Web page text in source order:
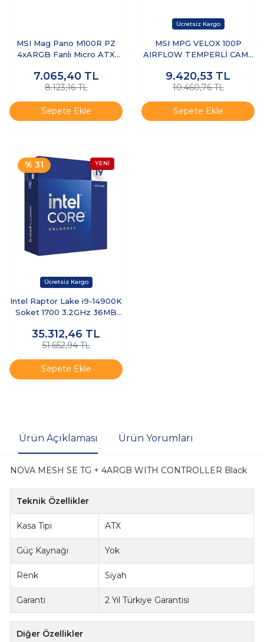
MSI Mag Pano M100R PZ
4xARGB Fanlı Micro ATX
7.065,40 TL
8.123,16 TL
Sepete Ekle
MSI MPG VELOX 100P
AIRFLOW TEMPERLİ CAM 1
FAN ATX GAMİNG
BİLGİSAYAR KASASI
9.420,53 TL
10.460,76 TL
Sepete Ekle
% 31
Intel Raptor Lake i9-14900K
Soket 1700 3.2GHz 36MB
35.312,46 TL
51.652,94 TL
Sepete Ekle
Ürün Açıklaması Ürün Yorumları
NOVA MESH SE TG + 4ARGB WITH CONTROLLER Black
Teknik Özellikler
Kasa Tipi ATX
Güç Kaynağı Yok
Renk Siyah
Garanti 2 Yıl Türkiye Garantisi
Diğer Özellikler